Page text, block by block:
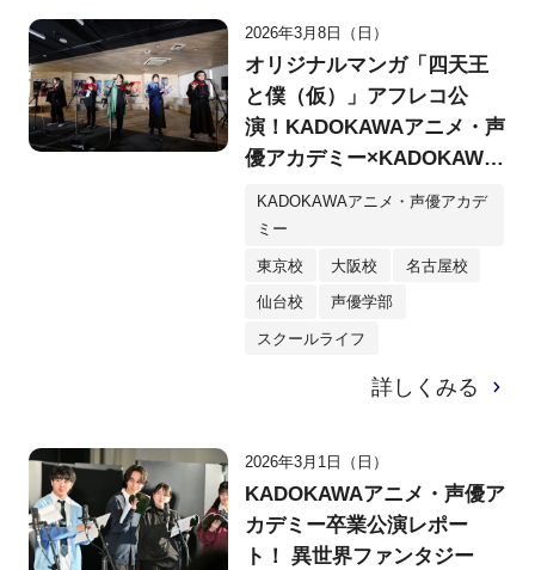
2026年3月8日（日）
オリジナルマンガ「四天王
と僕（仮）」アフレコ公
演！KADOKAWAアニメ・声
優アカデミー×KADOKAWA
マンガアカデミーコラボが
実現！
KADOKAWAアニメ・声優アカデ
ミー
東京校 大阪校 名古屋校
仙台校 声優学部
スクールライフ
詳しくみる
2026年3月1日（日）
KADOKAWAアニメ・声優ア
カデミー卒業公演レポー
ト！ 異世界ファンタジー